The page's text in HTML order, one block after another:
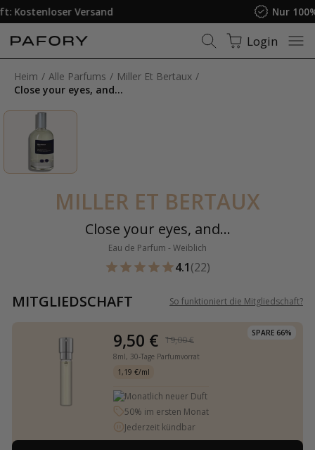
Nur 100% originale Düfte
Login
Heim Alle Parfums
Miller Et Bertaux
Close your eyes, and...
MILLER ET BERTAUX
Close your eyes, and...
Eau de Parfum - Weiblich
4.1(22)
MITGLIEDSCHAFT So funktioniert die Mitgliedschaft?
SPARE 66%
9,50 € 19,00 €
8ml, 30-Tage Parfumvorrat
1,19 €/ml
Monatlich neuer Duft
50% im ersten Monat
Jederzeit kündbar